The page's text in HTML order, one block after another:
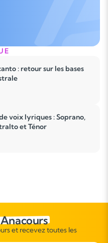
: retour sur les bases
voix lyriques : Soprano,
et Ténor
Anacours
et recevez toutes les